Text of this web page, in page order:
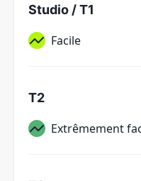
Studio / T1
Facile
T2
Extrêmement